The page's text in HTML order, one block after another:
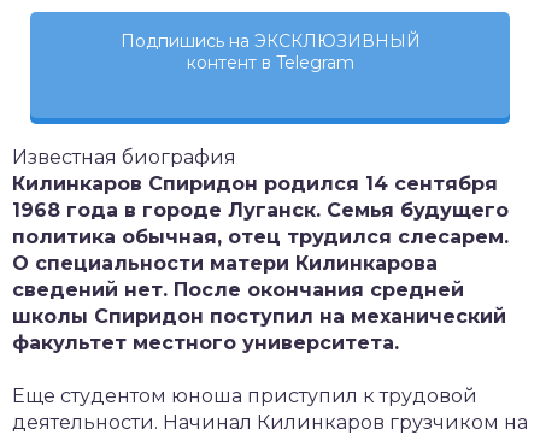
Подпишись на ЭКСКЛЮЗИВНЫЙ
контент в Telegram
Известная биография
Килинкаров Спиридон родился 14 сентября
1968 года в городе Луганск. Семья будущего
политика обычная, отец трудился слесарем.
О специальности матери Килинкарова
сведений нет. После окончания средней
школы Спиридон поступил на механический
факультет местного университета.
Еще студентом юноша приступил к трудовой
деятельности. Начинал Килинкаров грузчиком на